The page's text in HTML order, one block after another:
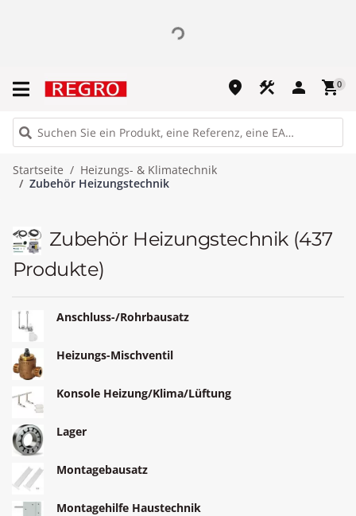
place construction person shopping_cart0
Startseite
Heizungs- & Klimatechnik
Zubehör Heizungstechnik
Zubehör Heizungstechnik (437
Produkte)
Anschluss-/Rohrbausatz
Heizungs-Mischventil
Konsole Heizung/Klima/Lüftung
Lager
Montagebausatz
Montagehilfe Haustechnik